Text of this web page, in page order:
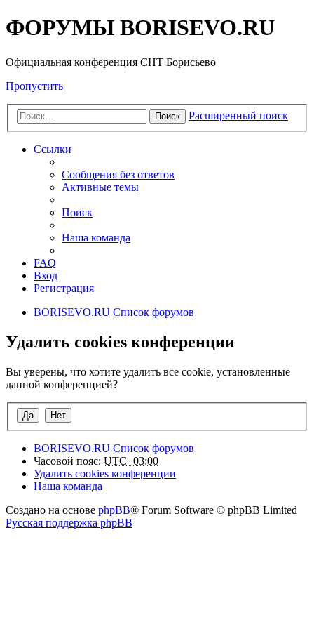
ФОРУМЫ BORISEVO.RU
Официальная конференция СНТ Борисьево
Пропустить
Поиск Расширенный поиск
Ссылки
Сообщения без ответов
Активные темы
Поиск
Наша команда
FAQ
Вход
Регистрация
BORISEVO.RU Список форумов
Удалить cookies конференции
Вы уверены, что хотите удалить все cookie, установленные
данной конференцией?
BORISEVO.RU Список форумов
Часовой пояс: UTC+03:00
Удалить cookies конференции
Наша команда
Создано на основе phpBB® Forum Software © phpBB Limited
Русская поддержка phpBB